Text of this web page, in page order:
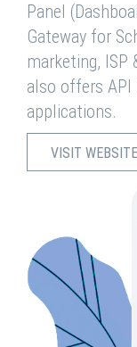
Panel
Gateway for
marketing, ISP
also offers
applications.
VISIT WEBSITE